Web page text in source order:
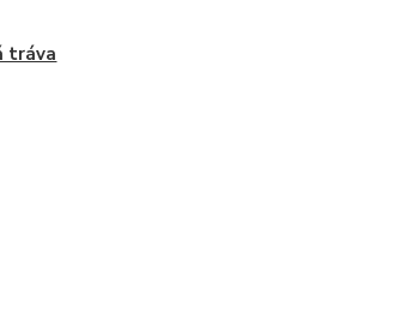
tráva